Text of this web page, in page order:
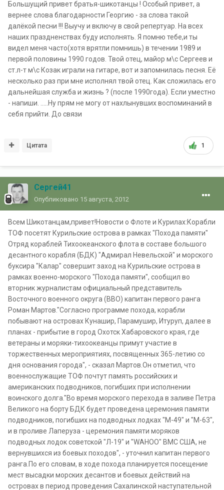
Большущий привет братья-шикотанцы ! Особый привет, а
вернее слова благодарности Георгию - за слова такой
далёкой песни !!! Выучу и включу в свой репертуар. На всех
наших праздненствах буду исполнять. Я помню тебе,и ты
видел меня часто(хотя врятли помнишь) в течении 1989 и
первой половины 1990 годов. Твой отец, майор м\с Сергеев и
ст.л-т м\с Козак играли на гитаре, вот и запомнилась песня. Её
несколько раз при мне исполнял твой отец. Как сложилась его
дальнейшая служба и жизнь ? (после 1990года). Если уместно
- напиши. .....Ну прям не могу от нахлынувших воспоминаний в
себя прийти. До связи
1
Цитата
Сергей41
Опубликовано 15 августа, 2012
Всем Шикотанцам,привет!Новости о Флоте и Курилах:Корабли
ТОФ посетят Курильские острова в рамках "Похода памяти"
Отряд кораблей Тихоокеанского флота в составе большого
десантного корабля (БДК) "Адмирал Невельской" и морского
буксира "Калар" совершит заход на Курильские острова в
рамках военно-морского "Похода памяти", сообщил во
вторник журналистам официальный представитель
Восточного военного округа (ВВО) капитан первого ранга
Роман Мартов."Согласно программе похода, корабли
побывают на островах Кунашир, Парамушир, Итуруп, далее в
планах - прибытие в город Охотск Хабаровского края, где
ветераны и моряки-тихоокеанцы примут участие в
торжественных мероприятиях, посвященных 365-летию со
дня основания города", - сказал Мартов.Он отметил, что
военнослужащие ТОФ почтут память российских и
американских подводников, погибших при исполнении
воинского долга."Во время морского перехода в заливе Петра
Великого на борту БДК будет проведена церемония памяти
подводников, погибших на подводных лодках "М-49" и "М-63",
и в проливе Лаперуза - церемония памяти моряков
подводных лодок советской "Л-19" и "WAHOO" ВМС США, не
вернувшихся из боевых походов", - уточнил капитан первого
ранга.По его словам, в ходе похода планируется посещение
мест высадки морских десантов и боевых действий на
островах в период проведения Сахалинской наступательной